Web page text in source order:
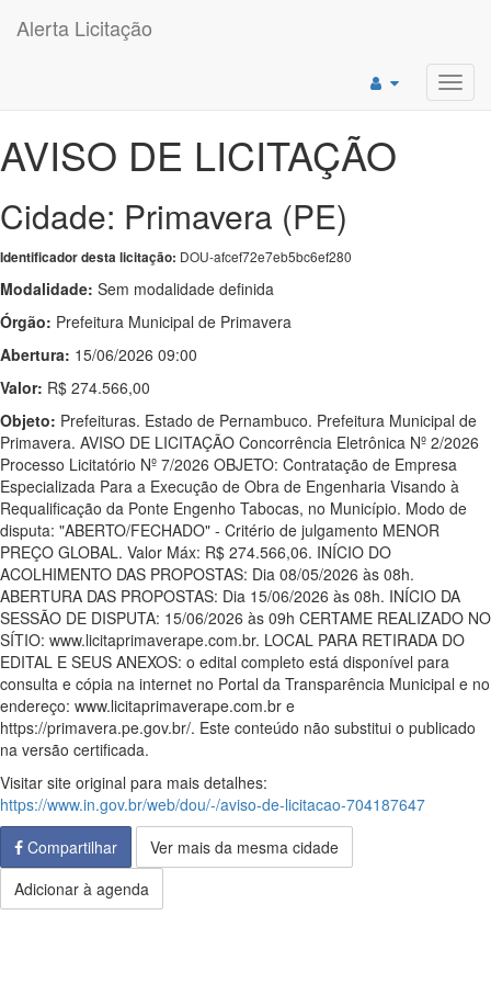
Alerta Licitação
AVISO DE LICITAÇÃO
Cidade: Primavera (PE)
Identificador desta licitação: DOU-afcef72e7eb5bc6ef280
Modalidade: Sem modalidade definida
Órgão: Prefeitura Municipal de Primavera
Abertura: 15/06/2026 09:00
Valor: R$ 274.566,00
Objeto: Prefeituras. Estado de Pernambuco. Prefeitura Municipal de
Primavera. AVISO DE LICITAÇÃO Concorrência Eletrônica Nº 2/2026
Processo Licitatório Nº 7/2026 OBJETO: Contratação de Empresa
Especializada Para a Execução de Obra de Engenharia Visando à
Requalificação da Ponte Engenho Tabocas, no Município. Modo de
disputa: "ABERTO/FECHADO" - Critério de julgamento MENOR
PREÇO GLOBAL. Valor Máx: R$ 274.566,06. INÍCIO DO
ACOLHIMENTO DAS PROPOSTAS: Dia 08/05/2026 às 08h.
ABERTURA DAS PROPOSTAS: Dia 15/06/2026 às 08h. INÍCIO DA
SESSÃO DE DISPUTA: 15/06/2026 às 09h CERTAME REALIZADO NO
SÍTIO: www.licitaprimaverape.com.br. LOCAL PARA RETIRADA DO
EDITAL E SEUS ANEXOS: o edital completo está disponível para
consulta e cópia na internet no Portal da Transparência Municipal e no
endereço: www.licitaprimaverape.com.br e
https://primavera.pe.gov.br/. Este conteúdo não substitui o publicado
na versão certificada.
Visitar site original para mais detalhes:
https://www.in.gov.br/web/dou/-/aviso-de-licitacao-704187647
Compartilhar
Ver mais da mesma cidade
Adicionar à agenda